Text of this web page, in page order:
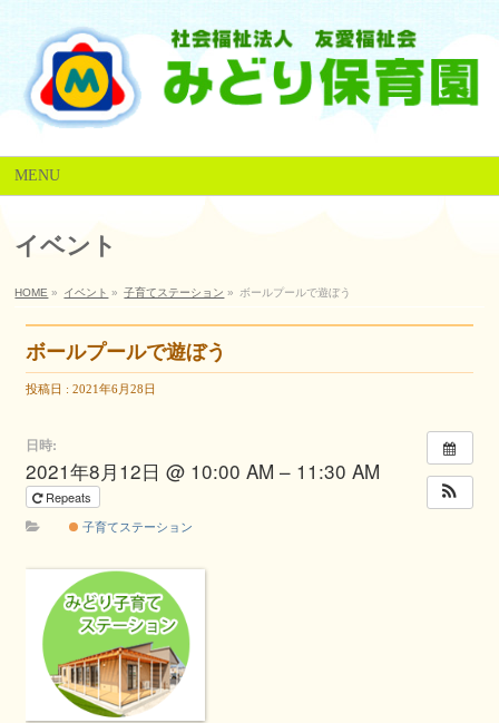
MENU
イベント
HOME » イベント » 子育てステーション » ボールプールで遊ぼう
ボールプールで遊ぼう
投稿日 : 2021年6月28日
日時:
2021年8月12日 @ 10:00 AM – 11:30 AM
Repeats
子育てステーション